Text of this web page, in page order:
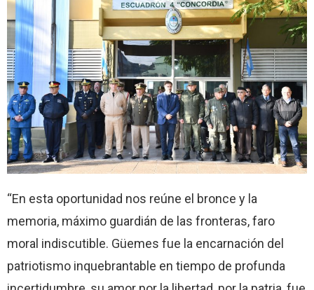
“En esta oportunidad nos reúne el bronce y la
memoria, máximo guardián de las fronteras, faro
moral indiscutible. Güemes fue la encarnación del
patriotismo inquebrantable en tiempo de profunda